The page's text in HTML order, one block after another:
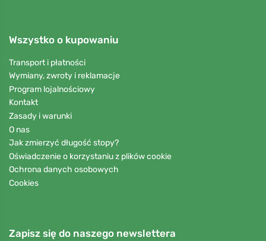
Wszystko o kupowaniu
Transport i płatności
Wymiany, zwroty i reklamacje
Program lojalnościowy
Kontakt
Zasady i warunki
O nas
Jak zmierzyć długość stopy?
Oświadczenie o korzystaniu z plików cookie
Ochrona danych osobowych
Cookies
Zapisz się do naszego newslettera